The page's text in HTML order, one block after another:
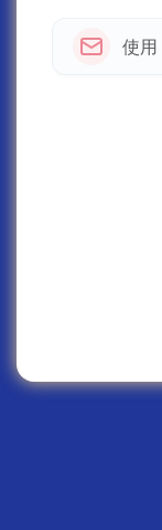
使